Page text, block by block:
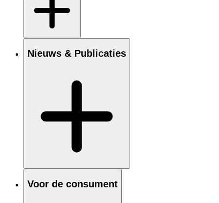
Nieuws & Publicaties
Voor de consument